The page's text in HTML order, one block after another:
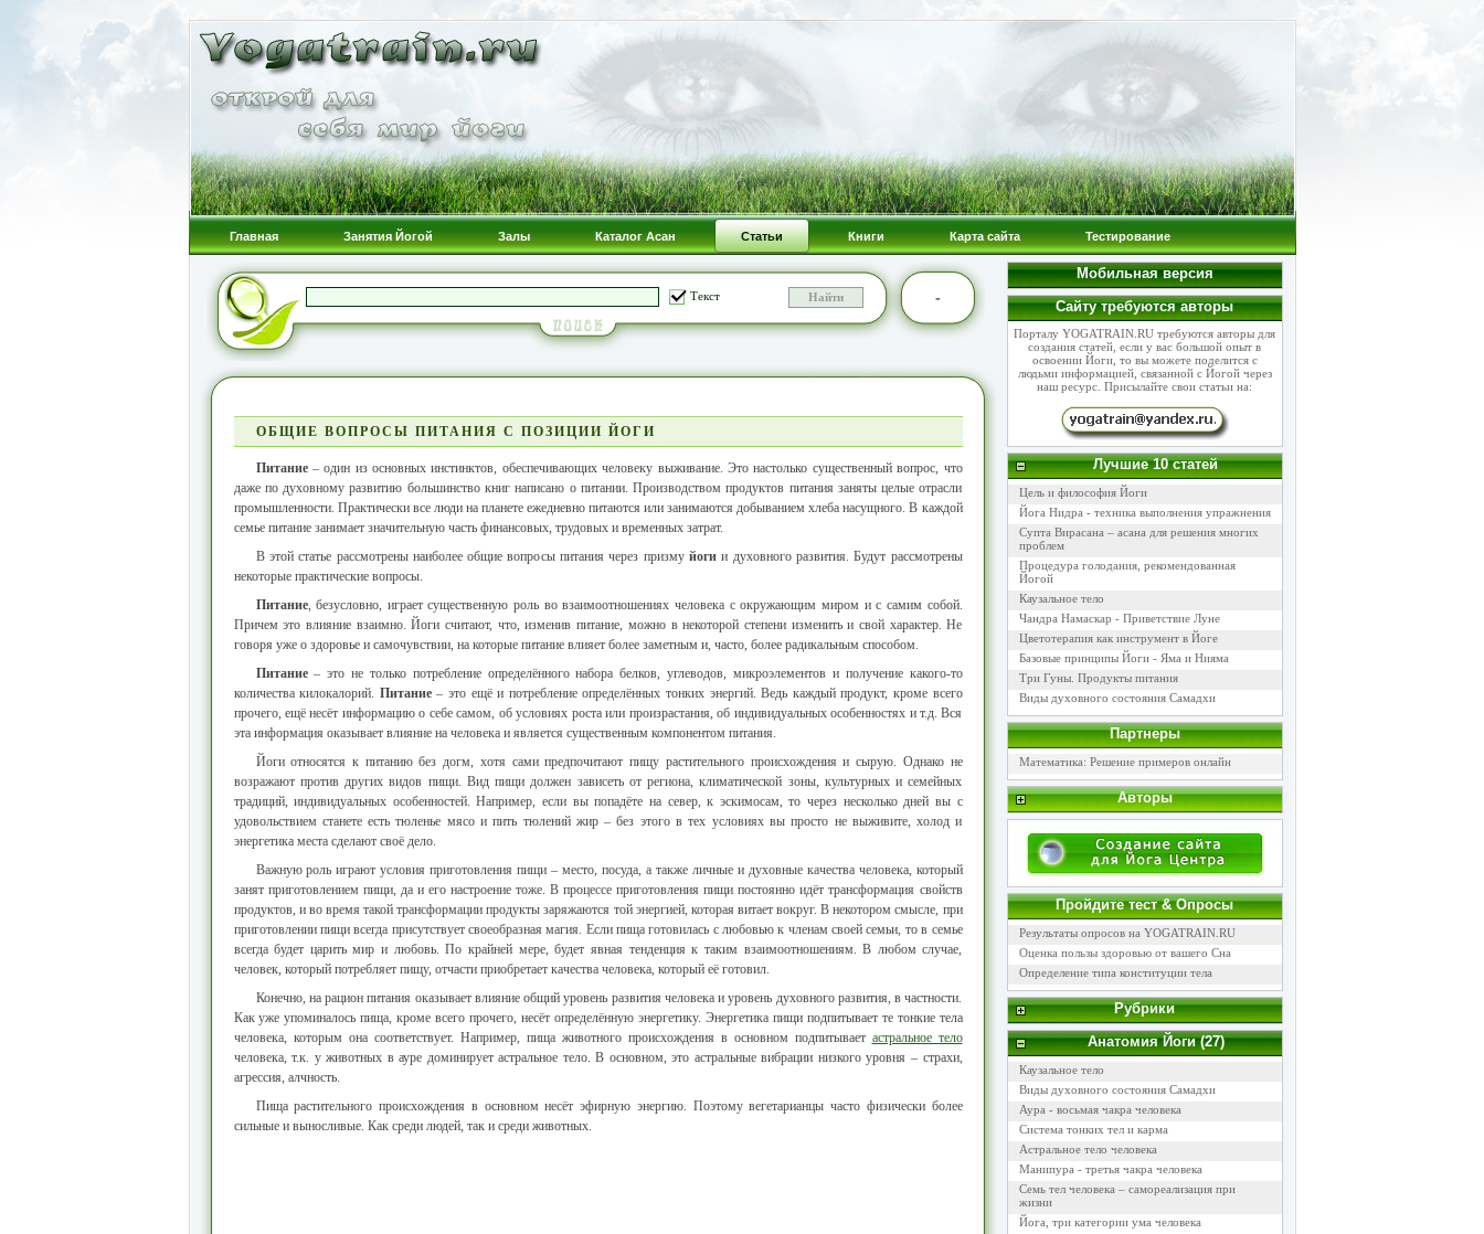
Главная Занятия Йогой Залы Каталог Асан Статьи Книги Карта сайта Тестирование
Текст -
ОБЩИЕ ВОПРОСЫ ПИТАНИЯ С ПОЗИЦИИ ЙОГИ
Питание– один из основных инстинктов, обеспечивающих человеку выживание. Это настолько существенный вопрос, что
даже по духовному развитию большинство книг написано о питании. Производством продуктов питания заняты целые отрасли
промышленности. Практически все люди на планете ежедневно питаются или занимаются добыванием хлеба насущного. В каждой
семье питание занимает значительную часть финансовых, трудовых и временных затрат.
В этой статье рассмотрены наиболее общие вопросы питания через призму йогии духовного развития. Будут рассмотрены
некоторые практические вопросы.
Питание, безусловно, играет существенную роль во взаимоотношениях человека с окружающим миром и с самим собой.
Причем это влияние взаимно. Йоги считают, что, изменив питание, можно в некоторой степени изменить и свой характер. Не
говоря уже о здоровье и самочувствии, на которые питание влияет более заметным и, часто, более радикальным способом.
Питание– это не только потребление определённого набора белков, углеводов, микроэлементов и получение какого-то
количества килокалорий. Питание– это ещё и потребление определённых тонких энергий. Ведь каждый продукт, кроме всего
прочего, ещё несёт информацию о себе самом, об условиях роста или произрастания, об индивидуальных особенностях и т.д. Вся
эта информация оказывает влияние на человека и является существенным компонентом питания.
Йоги относятся к питанию без догм, хотя сами предпочитают пищу растительного происхождения и сырую. Однако не
возражают против других видов пищи. Вид пищи должен зависеть от региона, климатической зоны, культурных и семейных
традиций, индивидуальных особенностей. Например, если вы попадёте на север, к эскимосам, то через несколько дней вы с
удовольствием станете есть тюленье мясо и пить тюлений жир – без этого в тех условиях вы просто не выживите, холод и
энергетика места сделают своё дело.
Важную роль играют условия приготовления пищи – место, посуда, а также личные и духовные качества человека, который
занят приготовлением пищи, да и его настроение тоже. В процессе приготовления пищи постоянно идёт трансформация свойств
продуктов, и во время такой трансформации продукты заряжаются той энергией, которая витает вокруг. В некотором смысле, при
приготовлении пищи всегда присутствует своеобразная магия. Если пища готовилась с любовью к членам своей семьи, то в семье
всегда будет царить мир и любовь. По крайней мере, будет явная тенденция к таким взаимоотношениям. В любом случае,
человек, который потребляет пищу, отчасти приобретает качества человека, который её готовил.
Конечно, на рацион питания оказывает влияние общий уровень развития человека и уровень духовного развития, в частности.
Как уже упоминалось пища, кроме всего прочего, несёт определённую энергетику. Энергетика пищи подпитывает те тонкие тела
человека, которым она соответствует. Например, пища животного происхождения в основном подпитывает астральное тело
человека, т.к. у животных в ауре доминирует астральное тело. В основном, это астральные вибрации низкого уровня – страхи,
агрессия, алчность.
Пища растительного происхождения в основном несёт эфирную энергию. Поэтому вегетарианцы часто физически более
сильные и выносливые. Как среди людей, так и среди животных.
Мобильная версия
Сайту требуются авторы
Порталу YOGATRAIN.RU требуются авторы для
создания статей, если у вас большой опыт в
освоении Йоги, то вы можете поделится с
людьми информацией, связанной с Йогой через
наш ресурс. Присылайте свои статьи на:
Лучшие 10 статей
Цель и философия Йоги
Йога Нидра - техника выполнения упражнения
Супта Вирасана – асана для решения многих
проблем
Процедура голодания, рекомендованная
Йогой
Каузальное тело
Чандра Намаскар - Приветствие Луне
Цветотерапия как инструмент в Йоге
Базовые принципы Йоги - Яма и Нияма
Три Гуны. Продукты питания
Виды духовного состояния Самадхи
Партнеры
Математика: Решение примеров онлайн
Авторы
Пройдите тест & Опросы
Результаты опросов на YOGATRAIN.RU
Оценка пользы здоровью от вашего Сна
Определение типа конституции тела
Рубрики
Анатомия Йоги (27)
Каузальное тело
Виды духовного состояния Самадхи
Аура - восьмая чакра человека
Система тонких тел и карма
Астральное тело человека
Манипура - третья чакра человека
Семь тел человека – самореализация при
жизни
Йога, три категории ума человека